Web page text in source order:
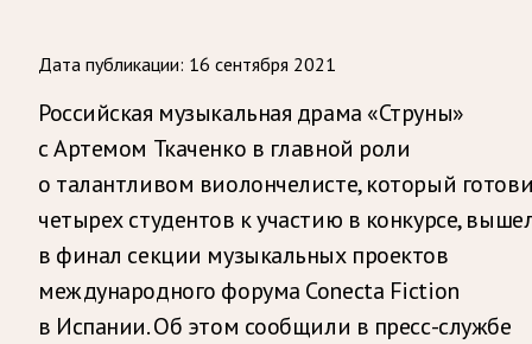
Дата публикации: 16 сентября 2021
Российская музыкальная драма «Струны»
с Артемом Ткаченко в главной роли
о талантливом виолончелисте, который
четырех студентов к участию в конкурсе,
в финал секции музыкальных проектов
международного форума Conecta Fiction
в Испании. Об этом сообщили в пресс-службе